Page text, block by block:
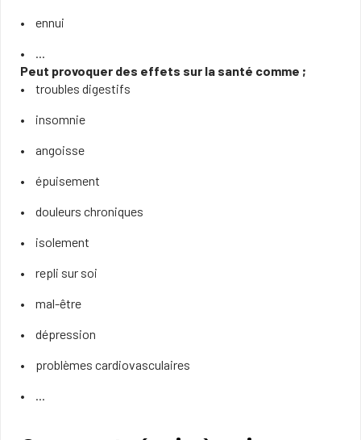
ennui
...
Peut provoquer des effets sur la santé comme ;
troubles digestifs
insomnie
angoisse
épuisement
douleurs chroniques
isolement
repli sur soi
mal-être
dépression
problèmes cardiovasculaires
...